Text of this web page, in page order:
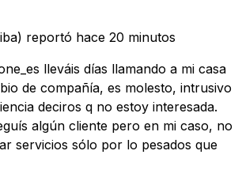
reportó hace 20 minutos
lleváis días llamando a mi casa
de compañía, es molesto, intrusivo
deciros q no estoy interesada.
algún cliente pero en mi caso, no
servicios sólo por lo pesados que